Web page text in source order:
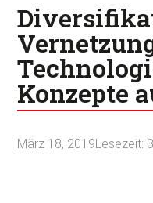
Konzepte
März 18, 2019Lesezeit: 3